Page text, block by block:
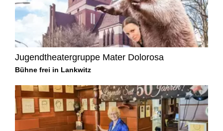
Jugendtheatergruppe Mater Dolorosa
Bühne frei in Lankwitz